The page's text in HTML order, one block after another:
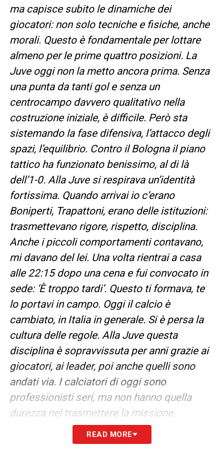
ma capisce subito le dinamiche dei
giocatori: non solo tecniche e fisiche, anche
morali. Questo è fondamentale per lottare
almeno per le prime quattro posizioni. La
Juve oggi non la metto ancora prima. Senza
una punta da tanti gol e senza un
centrocampo davvero qualitativo nella
costruzione iniziale, è difficile. Però sta
sistemando la fase difensiva, l’attacco degli
spazi, l’equilibrio. Contro il Bologna il piano
tattico ha funzionato benissimo, al di là
dell’1-0. Alla Juve si respirava un’identità
fortissima. Quando arrivai io c’erano
Boniperti, Trapattoni, erano delle istituzioni:
trasmettevano rigore, rispetto, disciplina.
Anche i piccoli comportamenti contavano,
mi davano del lei. Una volta rientrai a casa
alle 22:15 dopo una cena e fui convocato in
sede: ‘È troppo tardi’. Questo ti formava, te
lo portavi in campo. Oggi il calcio è
cambiato, in Italia in generale. Si è persa la
cultura delle regole. Alla Juve questa
disciplina è sopravvissuta per anni grazie ai
giocatori, ai leader, poi anche quelli sono
andati via. I calciatori di oggi sono
professionisti seri, ma non hanno quella
durezza nel trasmettere la missione.
Adesso ti spingono ad andare a fare delle
READ MORE